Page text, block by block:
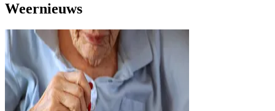
Weernieuws